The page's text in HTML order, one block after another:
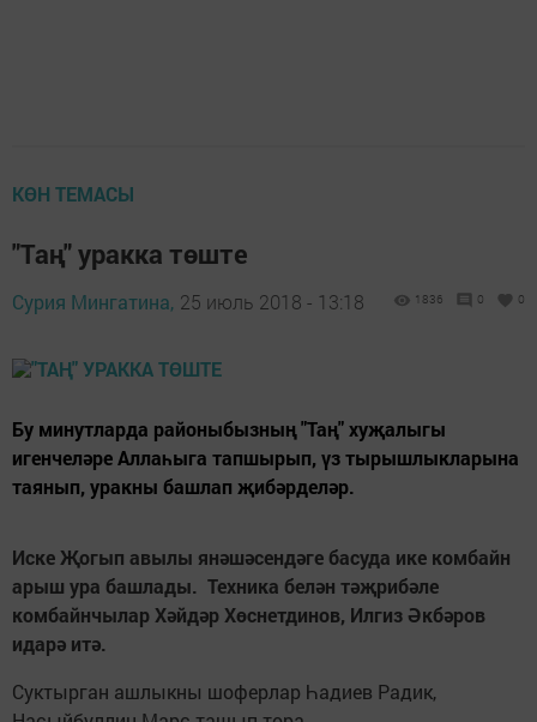
КӨН ТЕМАСЫ
"Таң" уракка төште
Сурия Мингатина, 25 июль 2018 - 13:18 1836 0 0
Бу минутларда районыбызның "Таң" хуҗалыгы
игенчеләре Аллаһыга тапшырып, үз тырышлыкларына
таянып, уракны башлап җибәрделәр.
Иске Җогып авылы янәшәсендәге басуда ике комбайн
арыш ура башлады. Техника белән тәҗрибәле
комбайнчылар Хәйдәр Хөснетдинов, Илгиз Әкбәров
идарә итә.
Суктырган ашлыкны шоферлар Һадиев Радик,